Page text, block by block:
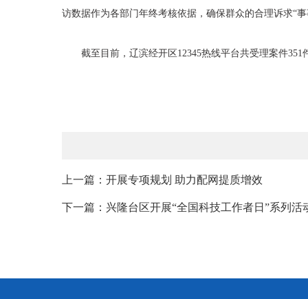
访数据作为各部门年终考核依据，确保群众的合理诉求“
截至目前，辽滨经开区 12345热线平台共受理案件351
上一篇：开展专项规划 助力配网提质增效
下一篇：兴隆台区开展“全国科技工作者日”系列活